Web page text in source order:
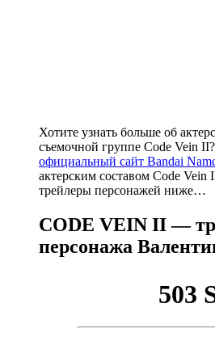
Хотите узнать больше об
съемочной группе Code Vein
официальный сайт Bandai
актерским составом Code Vein
трейлеры персонажей ниже…
CODE VEIN II —
персонажа